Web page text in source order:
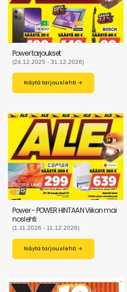
Power tarjoukset
(24.12.2025 - 31.12.2026)
Näytä tarjouslehti →
Power - POWER HINTAAN Viikon mai
noslehti
(1.11.2026 - 11.12.2026)
Näytä tarjouslehti →